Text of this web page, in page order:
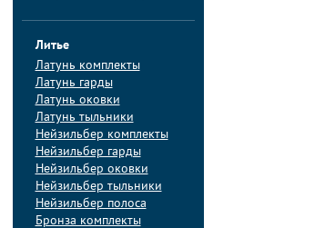
Литье
Латунь комплекты
Латунь гарды
Латунь оковки
Латунь тыльники
Нейзильбер комплекты
Нейзильбер гарды
Нейзильбер оковки
Нейзильбер тыльники
Нейзильбер полоса
Бронза комплекты